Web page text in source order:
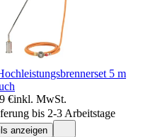
5 m
€inkl. MwSt.
bis 2-3 Arbeitstage
anzeigen